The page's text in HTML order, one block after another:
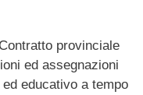
provinciale
ed assegnazioni
educativo a tempo